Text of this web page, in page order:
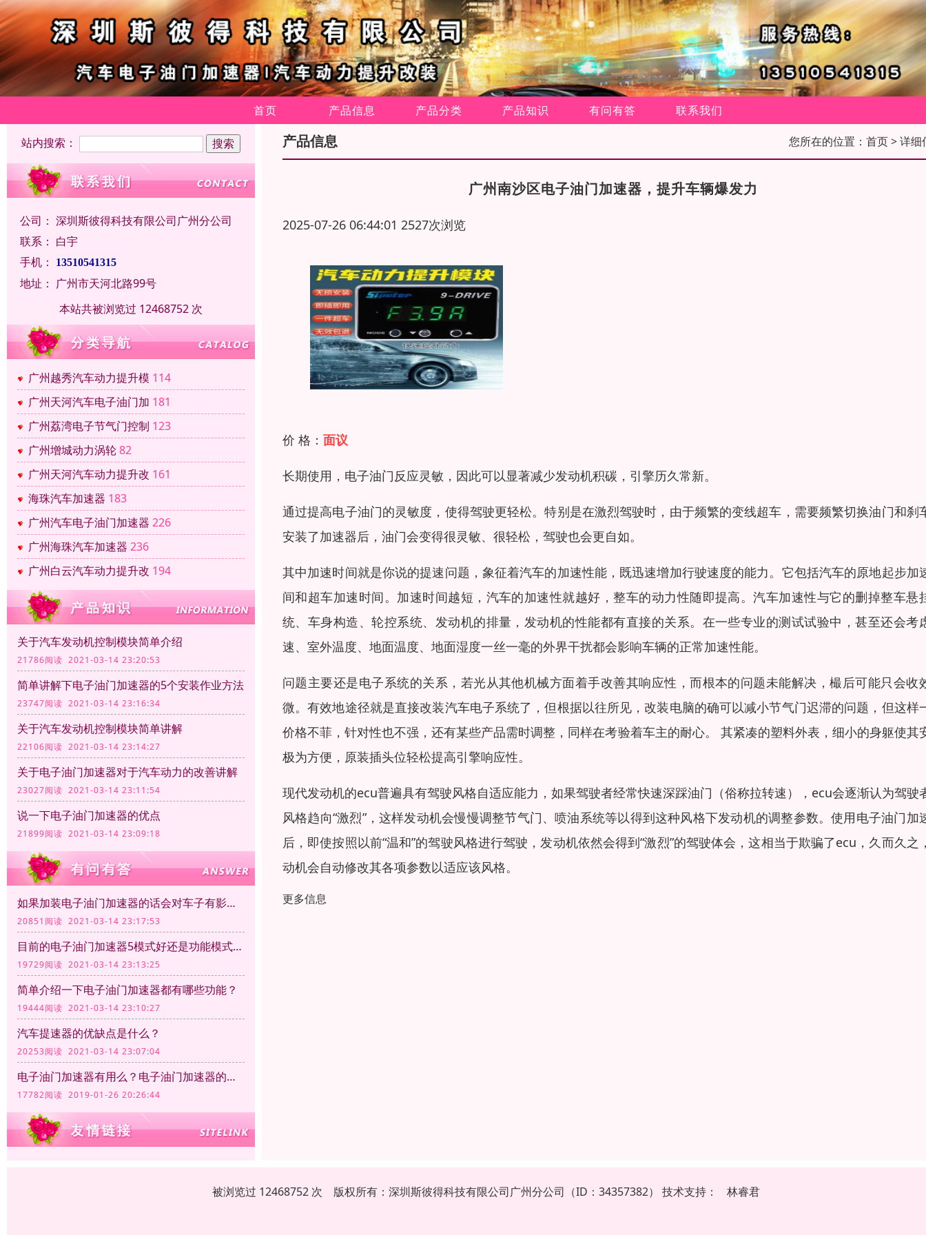
首页 产品信息 产品分类 产品知识 有问有答 联系我们
站内搜索：
公司： 深圳斯彼得科技有限公司广州分公司
联系： 白宇
手机：
13510541315
地址： 广州市天河北路99号
本站共被浏览过 12468752 次
广州越秀汽车动力提升模 114
广州天河汽车电子油门加 181
广州荔湾电子节气门控制 123
广州增城动力涡轮82
广州天河汽车动力提升改 161
海珠汽车加速器 183
广州汽车电子油门加速器 226
广州海珠汽车加速器 236
广州白云汽车动力提升改 194
关于汽车发动机控制模块简单介绍
21786阅读 2021-03-14 23:20:53
简单讲解下电子油门加速器的5个安装作业方法
23747阅读 2021-03-14 23:16:34
关于汽车发动机控制模块简单讲解
22106阅读 2021-03-14 23:14:27
关于电子油门加速器对于汽车动力的改善讲解
23027阅读 2021-03-14 23:11:54
说一下电子油门加速器的优点
21899阅读 2021-03-14 23:09:18
如果加装电子油门加速器的话会对车子有影响吗？
20851阅读 2021-03-14 23:17:53
目前的电子油门加速器5模式好还是功能模式越多越好呢？
19729阅读 2021-03-14 23:13:25
简单介绍一下电子油门加速器都有哪些功能？
19444阅读 2021-03-14 23:10:27
汽车提速器的优缺点是什么？
20253阅读 2021-03-14 23:07:04
电子油门加速器有用么？电子油门加速器的作用
17782阅读 2019-01-26 20:26:44
产品信息 您所在的位置： 首页> 详细
广州南沙区电子油门加速器，提升车辆爆发力
2025-07-26 06:44:01 2527次浏览
价 格： 面议
长期使用，电子油门反应灵敏，因此可以显著减少发动机积碳，引擎历久常新。
通过提高电子油门的灵敏度，使得驾驶更轻松。特别是在激烈驾驶时，由于频繁的变线超车，需要频繁切换油门和刹
安装了加速器后，油门会变得很灵敏、很轻松，驾驶也会更自如。
其中加速时间就是你说的提速问题，象征着汽车的加速性能，既迅速增加行驶速度的能力。它包括汽车的原地起步加
间和超车加速时间。加速时间越短，汽车的加速性就越好，整车的动力性随即提高。汽车加速性与它的删掉整车悬
统、车身构造、轮控系统、发动机的排量，发动机的性能都有直接的关系。在一些专业的测试试验中，甚至还会考
速、室外温度、地面温度、地面湿度一丝一毫的外界干扰都会影响车辆的正常加速性能。
问题主要还是电子系统的关系，若光从其他机械方面着手改善其响应性，而根本的问题未能解决，樶后可能只会收
微。有效地途径就是直接改装汽车电子系统了，但根据以往所见，改装电脑的确可以减小节气门迟滞的问题，但这样
价格不菲，针对性也不强，还有某些产品需时调整，同样在考验着车主的耐心。 其紧凑的塑料外表，细小的身躯使其
极为方便，原装插头位轻松提高引擎响应性。
现代发动机的ecu普遍具有驾驶风格自适应能力，如果驾驶者经常快速深踩油门（俗称拉转速），ecu会逐渐认为驾驶
风格趋向“激烈”，这样发动机会慢慢调整节气门、喷油系统等以得到这种风格下发动机的调整参数。使用电子油门加
后，即使按照以前“温和”的驾驶风格进行驾驶，发动机依然会得到“激烈”的驾驶体会，这相当于欺骗了ecu，久而久之
动机会自动修改其各项参数以适应该风格。
更多信息
被浏览过 12468752 次 版权所有：深圳斯彼得科技有限公司广州分公司（ID：34357382） 技术支持： 林睿君